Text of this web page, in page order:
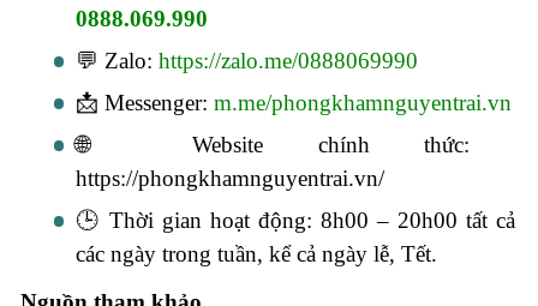
0888.069.990
💬 Zalo: https://zalo.me/0888069990
📩 Messenger: m.me/phongkhamnguyentrai.vn
🌐 Website chính thức:
https://phongkhamnguyentrai.vn/
🕒 Thời gian hoạt động: 8h00 – 20h00 tất cả
các ngày trong tuần, kể cả ngày lễ, Tết.